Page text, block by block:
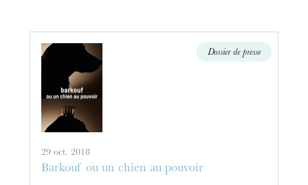
Dossier de presse
29 oct. 2018
Barkouf ou un chien au pouvoir